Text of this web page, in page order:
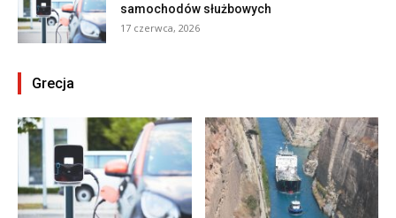
samochodów służbowych
17 czerwca, 2026
Grecja